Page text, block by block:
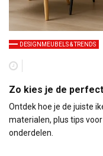
DESIGNMEUBELS & TRENDS
Zo kies je de
Ontdek hoe je de juiste
materialen, plus tips
onderdelen.